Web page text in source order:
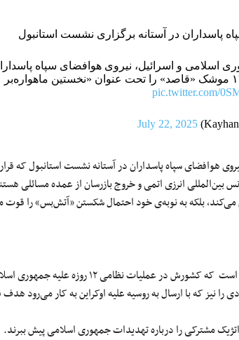
پاسداران در آستانه برگزاری نشست استانبول
اسلامی و اسرائیل، نیروی هوافضای سپاه
انقلاب اسلامی روز دوشنبه ۳۰ تیرماه ۱۴۰۴ موشک «قاصد» را تحت عنوان «نخستین ماهواره‌بر
pic.twitter.com/
July 22, 2025
هوافضای سپاه پاسداران در آستانه نشست استانبول که
بین‌المللی انرزی اتمی و خروج بازرسان از عمده مسائلی
می‌کند، بلکه به نوبه‌ی خود احتمال شکستن «آتش‌بس» را
گیدئون ساعر وزیر خارجه اسرائیل در سفر به اوکراین گفته است که کشورش در عملیات نظامی ۱۲ روزه
نیز که با ارسال به روسیه علیه اوکراین به کار می‌رود هدف
مشترکی را درباره تهدیدات جمهوری اسلامی پیش ببرند.